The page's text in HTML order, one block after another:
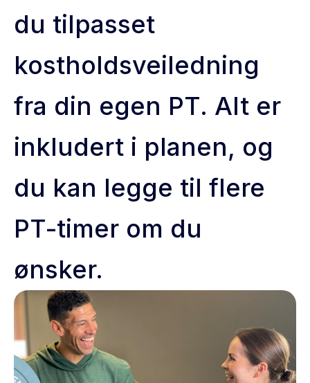
du tilpasset
kostholdsveiledning
fra din egen PT. Alt er
inkludert i planen, og
du kan legge til flere
PT-timer om du
ønsker.